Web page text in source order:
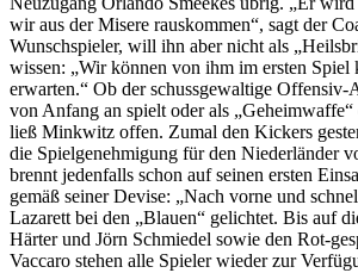
wir aus der Misere rauskommen“, sagt der
Wunschspieler, will ihn aber nicht als
wissen: „Wir können von ihm im ersten Spiel
erwarten.“ Ob der schussgewaltige Offensiv-
von Anfang an spielt oder als
ließ Minkwitz offen. Zumal den Kickers
die Spielgenehmigung für den Niederländer
brennt jedenfalls schon auf seinen ersten
gemäß seiner Devise: „Nach vorne und
Lazarett bei den „Blauen“ gelichtet. Bis auf
Härter und Jörn Schmiedel sowie den Rot-
Vaccaro stehen alle Spieler wieder zur